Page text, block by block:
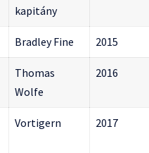
kapitány
Bradley Fine 2015
Thomas
Wolfe
2016
Vortigern 2017